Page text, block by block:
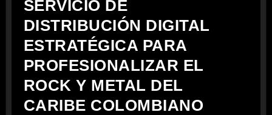
SERVICIO DE
DISTRIBUCIÓN DIGITAL
ESTRATÉGICA PARA
PROFESIONALIZAR EL
ROCK Y METAL DEL
CARIBE COLOMBIANO